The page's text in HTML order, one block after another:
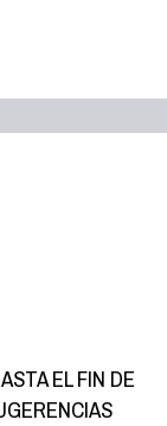
EL FIN DE